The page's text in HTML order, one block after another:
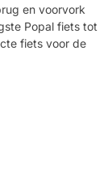
en voorvork
Popal fiets tot
fiets voor de